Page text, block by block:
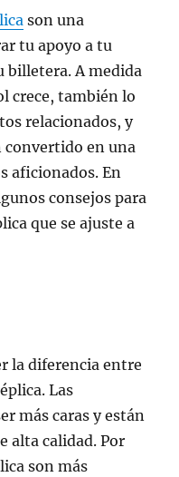
son una
tu apoyo a tu
billetera. A medida
crece, también lo
relacionados, y
convertido en una
aficionados. En
consejos para
que se ajuste a
la diferencia entre
Las
más caras y están
alta calidad. Por
son más